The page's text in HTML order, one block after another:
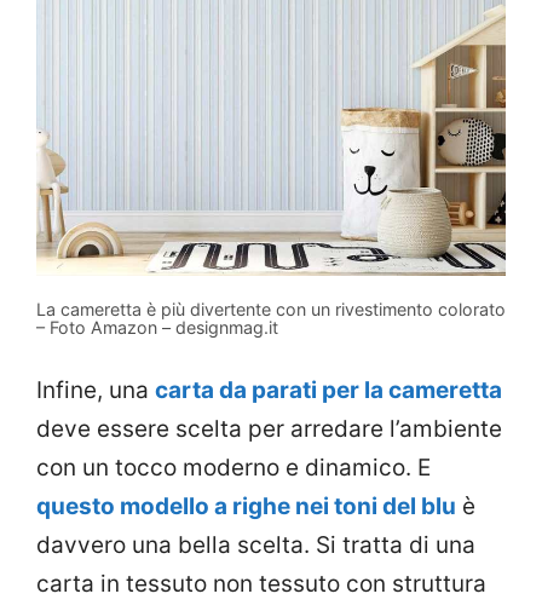
La cameretta è più divertente con un rivestimento colorato
– Foto Amazon – designmag.it
Infine, una carta da parati per la cameretta
deve essere scelta per arredare l’ambiente
con un tocco moderno e dinamico. E
questo modello a righe nei toni del blu è
davvero una bella scelta. Si tratta di una
carta in tessuto non tessuto con struttura